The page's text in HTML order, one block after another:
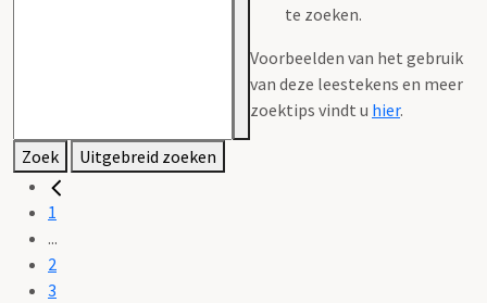
te zoeken.
Voorbeelden van het gebruik
van deze leestekens en meer
zoektips vindt u hier.
Zoek Uitgebreid zoeken
1
...
2
3